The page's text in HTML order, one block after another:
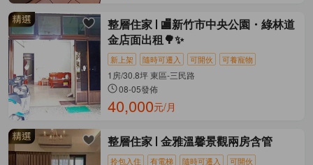
整層住家
🏬新竹市中央公園・綠林道
金店面出租🌳✨
新上架 隨時可遷入 可開伙 可養寵物
1房/30.8坪 東區-三民路
08-05發佈
40,000元/月
整層住家 金雅溫馨景觀兩房含管
拎包入住 有電梯 隨時可遷入 可開伙